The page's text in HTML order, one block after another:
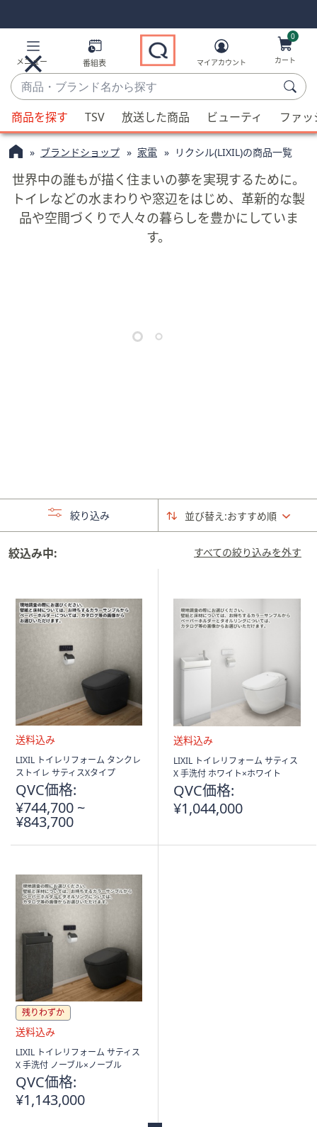
Links
Links2
メニュー 番組表
商
品・
ブ
ラ
ン
名
か
ら
候
補
が
利
用
可
な
デ
イ
ス
右
に
て
閲
覧
で
き
ま
す。
マイアカウント
0
カート
商品を探す TSV 放送した商品 ビューティ ファ
ブランドショップ 家電 リクシル(LIXIL)の商品一覧
世界中の誰もが描く住まいの夢を実現するために。
トイレなどの水まわりや窓辺をはじめ、革新的な製
品や空間づくりで人々の暮らしを豊かにしていま
す。
並び替え:おすすめ順
絞り込み
すべての絞り込みを外す
絞込み中:
送
料
み
LIXIL トイレリフォーム タンクレ
ストイレ サティスXタイプ
QVC価格:
¥744,700 ~
¥843,700
送
料
み
LIXIL トイレリフォーム サティス
X 手洗付 ホワイト×ホワイト
QVC価格:
¥1,044,000
残りわずか
送
料
み
LIXIL トイレリフォーム サティス
X 手洗付 ノーブル×ノーブル
QVC価格:
¥1,143,000